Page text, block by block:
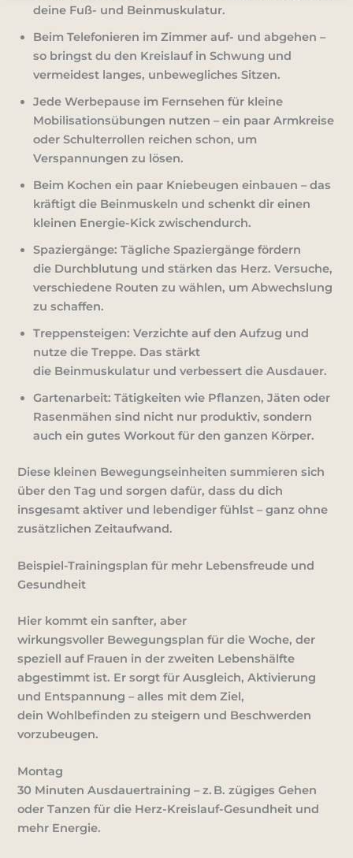
deine Fuß- und Beinmuskulatur.
Beim Telefonieren im Zimmer auf- und abgehen –
so bringst du den Kreislauf in Schwung und
vermeidest langes, unbewegliches Sitzen.
Jede Werbepause im Fernsehen für kleine
Mobilisationsübungen nutzen – ein paar Armkreise
oder Schulterrollen reichen schon, um
Verspannungen zu lösen.
Beim Kochen ein paar Kniebeugen einbauen – das
kräftigt die Beinmuskeln und schenkt dir einen
kleinen Energie-Kick zwischendurch.
Spaziergänge: Tägliche Spaziergänge fördern
die Durchblutung und stärken das Herz. Versuche,
verschiedene Routen zu wählen, um Abwechslung
zu schaffen.
Treppensteigen: Verzichte auf den Aufzug und
nutze die Treppe. Das stärkt
die Beinmuskulatur und verbessert dieAusdauer.
Gartenarbeit: Tätigkeiten wie Pflanzen, Jäten oder
Rasenmähen sind nicht nur produktiv, sondern
auch ein gutes Workout für den ganzen Körper.
Diese kleinen Bewegungseinheiten summieren sich
über den Tag und sorgen dafür, dass du dich
insgesamt aktiver und lebendiger fühlst – ganz ohne
zusätzlichen Zeitaufwand.
Beispiel-Trainingsplan für mehr Lebensfreude und
Gesundheit
Hier kommt ein sanfter, aber
wirkungsvoller Bewegungsplan für die Woche, der
speziell auf Frauen in der zweiten Lebenshälfte
abgestimmt ist. Er sorgt für Ausgleich, Aktivierung
und Entspannung – alles mit dem Ziel,
deinWohlbefinden zu steigern und Beschwerden
vorzubeugen.
Montag
30 Minuten Ausdauertraining – z. B. zügiges Gehen
oder Tanzen für die Herz-Kreislauf-Gesundheit und
mehr Energie.